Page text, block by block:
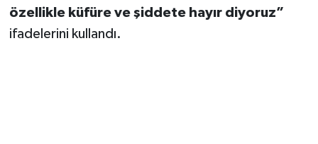
özellikle küfüre ve şiddete hayır diyoruz”
ifadelerini kullandı.